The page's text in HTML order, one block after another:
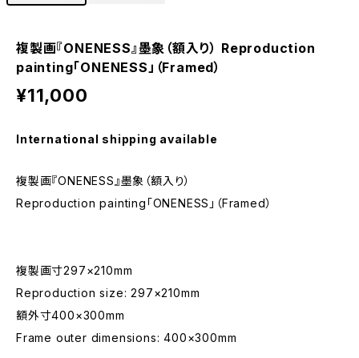
複製画『ONENESS』墨象（額入り） Reproduction
painting「ONENESS」（Framed）
¥11,000
International shipping available
複製画『ONENESS』墨象（額入り）
Reproduction painting「ONENESS」（Framed）
複製画寸297×210mm
Reproduction size: 297×210mm
額外寸400×300mm
Frame outer dimensions: 400×300mm